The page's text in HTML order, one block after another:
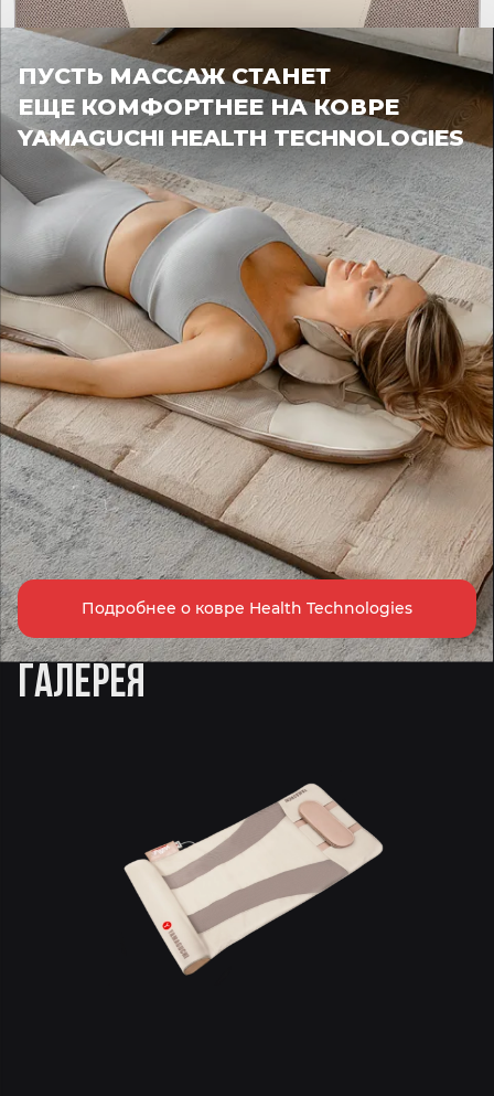
Подробнее о ковре Health Technologies
ПУСТЬ МАССАЖ СТАНЕТ
ЕЩЕ КОМФОРТНЕЕ НА КОВРЕ
YAMAGUCHI HEALTH TECHNOLOGIES
ГАЛЕРЕЯ